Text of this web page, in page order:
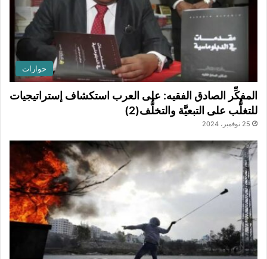
حوارات
المفكِّر الصادق الفقيه: على العرب استكشاف إستراتيجيات
للتغلُّب على التبعيَّة والتخلُّف(2)
25 نوفمبر، 2024